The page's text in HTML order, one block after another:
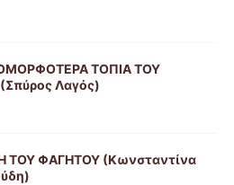
ΤΟΠΙΑ ΤΟΥ
Λαγός)
ΤΟΥ ΦΑΓΗΤΟΥ (Κωνσταντίνα